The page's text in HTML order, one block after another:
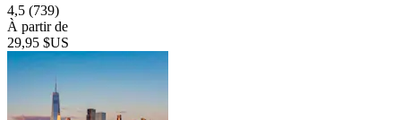
4,5 (739)
À partir de
29,95 $US